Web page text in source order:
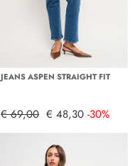
JEANS ASPEN STRAIGHT FIT
€ 69,00 € 48,30 -30%